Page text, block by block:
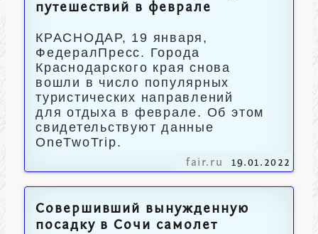
путешествий в феврале
КРАСНОДАР, 19 января,
ФедералПресс. Города
Краснодарского края снова
вошли в число популярных
туристических направлений
для отдыха в феврале. Об этом
свидетельствуют данные
OneTwoTrip.
fair.ru 19.01.2022
Совершивший вынужденную
посадку в Сочи самолет